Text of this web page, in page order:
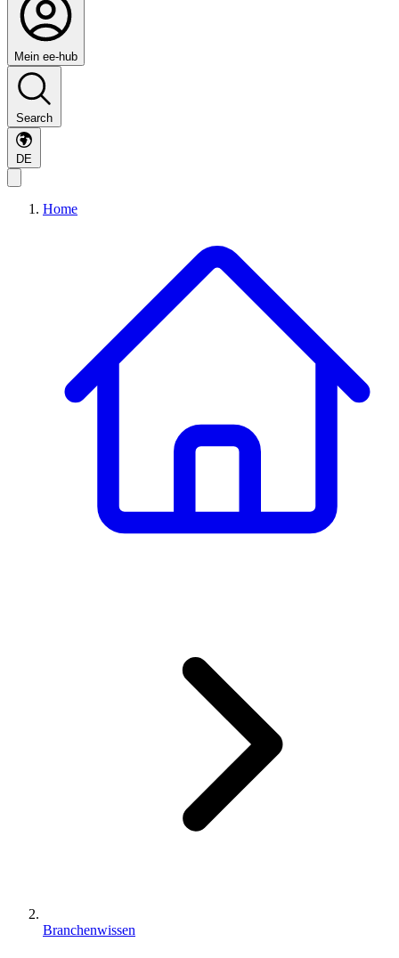
Mein ee-hub
Search
DE
Home
Branchenwissen